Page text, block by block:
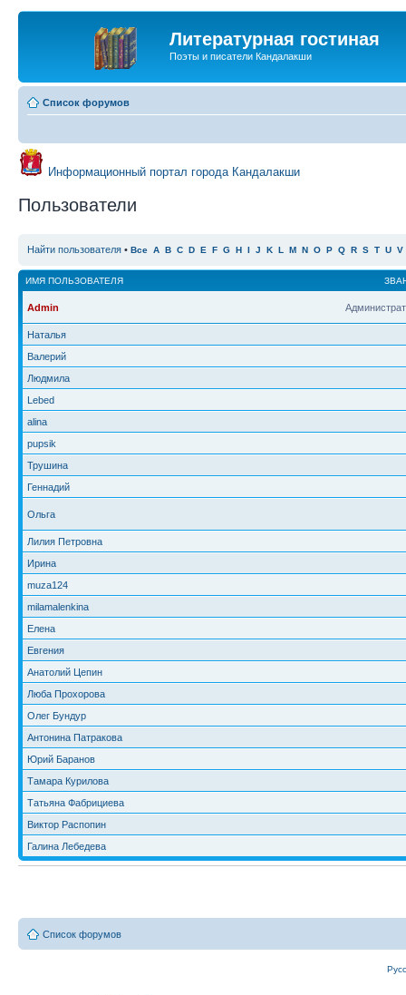
Литературная гостиная
Поэты и писатели Кандалакши
Список форумов
Информационный портал города Кандалакши
Пользователи
Найти пользователя • Все A B C D E F G H I J K L M N O P Q R S T U V
ИМЯ ПОЛЬЗОВАТЕЛЯ
Admin
Наталья
Валерий
Людмила
Lebed
alina
pupsik
Трушина
Геннадий
Ольга
Лилия Петровна
Ирина
muza124
milamalenkina
Елена
Евгения
Анатолий Цепин
Люба Прохорова
Олег Бундур
Антонина Патракова
Юрий Баранов
Тамара Курилова
Татьяна Фабрициева
Виктор Распопин
Галина Лебедева
Список форумов